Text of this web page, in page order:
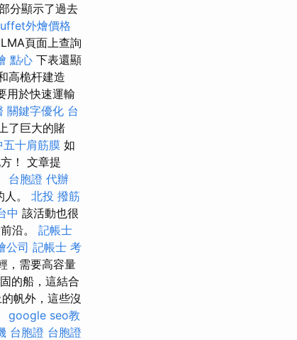
分顯示了過去
外燴價格
頁面上查詢
點心 下表還顯
高桅杆建造
用於快速運輸
關鍵字優化 台
了巨大的賭
五十肩筋膜 如
！ 文章提
台胞證 代辦
。 北投 撥筋
中 該活動也很
沿。 記帳士
公司 記帳士 考
，需要高容量
的船，這結合
帆外，這些沒
google seo教
台胞證 台胞證